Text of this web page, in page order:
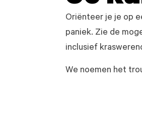
Oriënteer je je op
paniek. Zie de
inclusief
We noemen het